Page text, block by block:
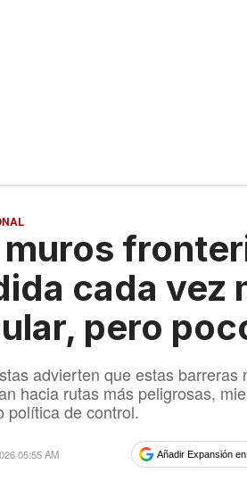
muros
cada vez
pero
advierten que estas
hacia rutas más peligrosas,
política de control.
05:55 AM Añadir Expansión